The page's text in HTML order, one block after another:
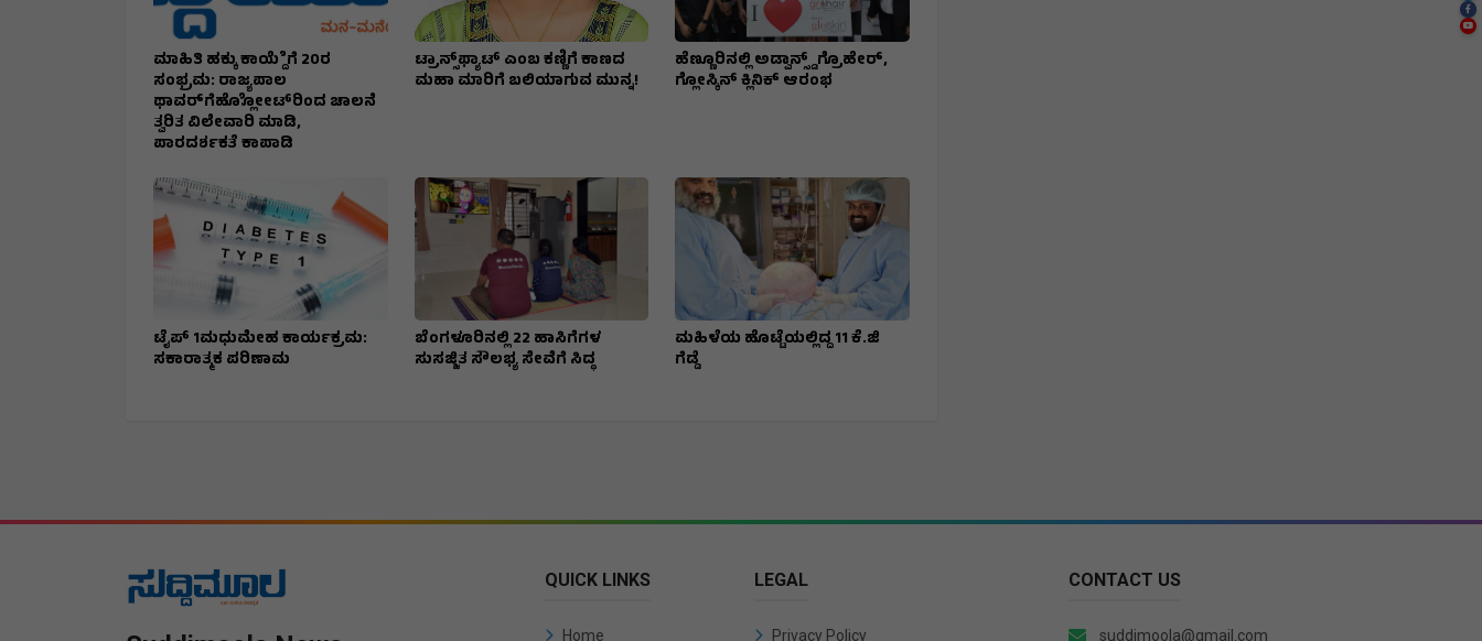
ಮಾಹಿತಿ ಹಕ್ಕು ಕಾಯ್ದೆೆಗೆ 20ರ
ಸಂಭ್ರಮ: ರಾಜ್ಯಪಾಲ
ಥಾವರ್‌ಗೆಹ್ಲೋೋಟ್‌ರಿಂದ ಚಾಲನೆ
ತ್ವರಿತ ವಿಲೇವಾರಿ ಮಾಡಿ,
ಪಾರದರ್ಶಕತೆ ಕಾಪಾಡಿ
ಟ್ರಾನ್ಸ್‌ಫ್ಯಾಟ್‌ ಎಂಬ ಕಣ್ಣಿಗೆ ಕಾಣದ
ಮಹಾ ಮಾರಿಗೆ ಬಲಿಯಾಗುವ ಮುನ್ನ!
ಹೆಣ್ಣೂರಿನಲ್ಲಿ ಅಡ್ವಾನ್ಸ್ಡ್ ಗ್ರೊಹೇರ್,
ಗ್ಲೋಸ್ಕಿನ್ ಕ್ಲಿನಿಕ್ ಆರಂಭ
ಟೈಪ್ 1ಮಧುಮೇಹ ಕಾರ್ಯಕ್ರಮ:
ಸಕಾರಾತ್ಮಕ ಪರಿಣಾಮ
ಬೆಂಗಳೂರಿನಲ್ಲಿ 22 ಹಾಸಿಗೆಗಳ
ಸುಸಜ್ಜಿತ ಸೌಲಭ್ಯ ಸೇವೆಗೆ ಸಿದ್ಧ
ಮಹಿಳೆಯ ಹೊಟ್ಟೆಯಲ್ಲಿದ್ದ 11 ಕೆ.ಜಿ
ಗೆಡ್ಡೆ
QUICK LINKS
Home
LEGAL
Privacy Policy
CONTACT US
suddimoola@gmail.com